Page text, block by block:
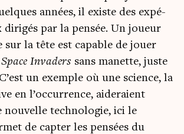
années, il existe des expé­
diri­gés par la pen­sée. Un joueur
sur la tête est capable de jouer
Space Inva­ders sans manette, juste
un exemple où une science, la
en l’oc­cur­rence, aide­raient
nou­velle tech­no­lo­gie, ici le
de cap­ter les pen­sées du